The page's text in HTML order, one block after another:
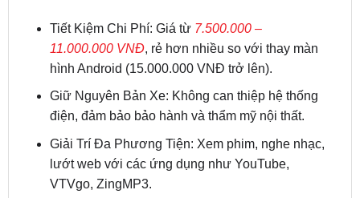
hình Android (15.000.000 VNĐ trở lên).
Giữ Nguyên Bản Xe: Không can thiệp hệ thống
điện, đảm bảo bảo hành và thẩm mỹ nội thất.
Giải Trí Đa Phương Tiện: Xem phim, nghe nhạc,
lướt web với các ứng dụng như YouTube,
VTVgo, ZingMP3.
Hỗ Trợ Lái Xe An Toàn: Tích hợp dẫn đường
thông minh, cảnh báo tốc độ, camera phạt nguội,